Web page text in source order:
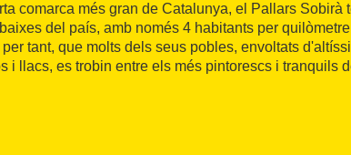
comarca més gran de Catalunya, el Pallars Sobirà
del país, amb només 4 habitants per
per tant, que molts dels seus pobles, envoltats
i llacs, es trobin entre els més pintorescs i tranquils